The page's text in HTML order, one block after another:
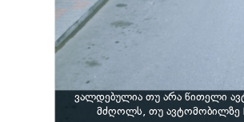
ვალდებულია თუ არა წითელი
მძღოლს, თუ ავტომობილზე